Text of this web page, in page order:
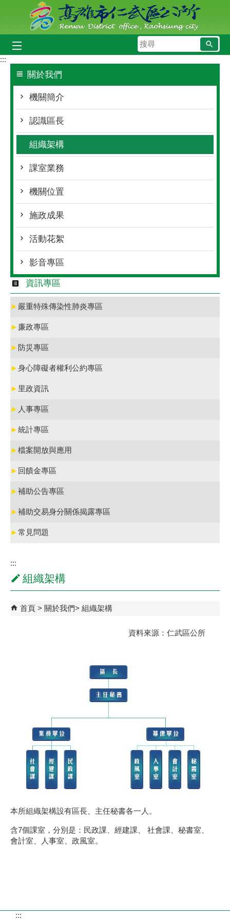
跳到主要內容區塊
搜
尋
:::
關於我們
機關簡介
認識區長
組織架構
課室業務
機關位置
施政成果
活動花絮
影音專區
資訊專區
► 嚴重特殊傳染性肺炎專區
► 廉政專區
► 防災專區
►身心障礙者權利公約專區
► 里政資訊
► 人事專區
►統計專區
►檔案開放與應用
► 回饋金專區
►補助公告專區
►補助交易身分關係揭露專區
►常見問題
:::
組織架構
首頁 關於我們 組織架構
資料來源：仁武區公所
本所組織架構設有區長、主任秘書各一人。
含7個課室，分別是：民政課、經建課、 社會課、秘書室、
會計室、人事室、政風室。
:::